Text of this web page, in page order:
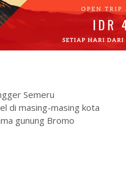
Semeru
di masing-masing kota
gunung Bromo